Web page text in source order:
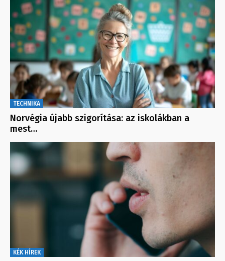
TECHNIKA
Norvégia újabb szigorítása: az iskolákban a
mest…
KÉK HÍREK